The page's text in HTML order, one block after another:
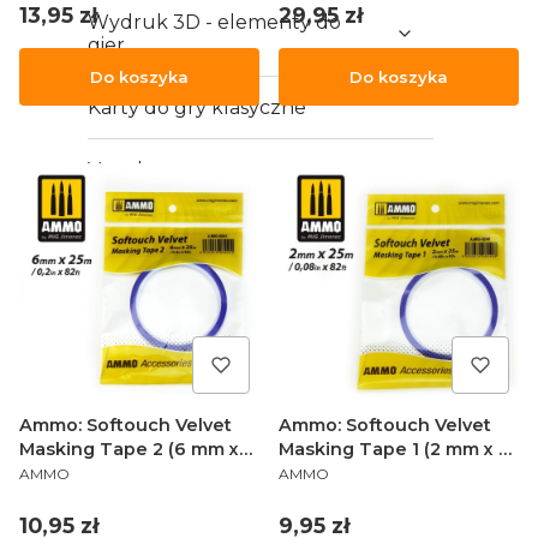
Wydruk 3D - elementy do
gier
Karty do gry klasyczne
Vouchery
Cena
13,95 zł
Do koszyka
Cena
29,95 zł
Do koszyka
Ammo: Softouch Velvet
Masking Tape 2 (6 mm x
25 m)
PRODUCENT
AMMO
Cena
10,95 zł
Ammo: Softouch Velvet
Masking Tape 1 (2 mm x 25
m)
PRODUCENT
AMMO
Cena
9,95 zł